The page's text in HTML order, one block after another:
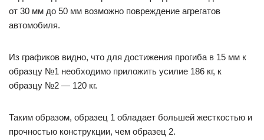
от 30 мм до 50 мм возможно повреждение агрегатов
автомобиля.
Из графиков видно, что для достижения прогиба в 15 мм к
образцу №1 необходимо приложить усилие 186 кг, к
образцу №2 — 120 кг.
Таким образом, образец 1 обладает большей жесткостью и
прочностью конструкции, чем образец 2.